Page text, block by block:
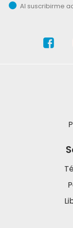
Al suscribirme